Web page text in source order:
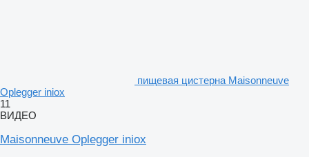
пищевая цистерна Maisonneuve
Oplegger iniox
11
ВИДЕО
Maisonneuve Oplegger iniox